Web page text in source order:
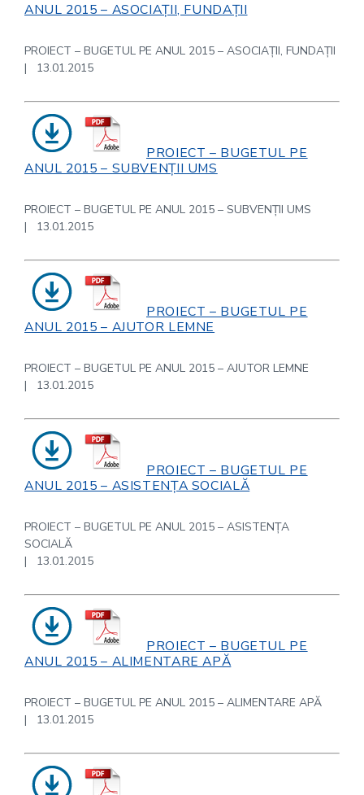
ANUL 2015 – ASOCIAȚII, FUNDAȚII
PROIECT – BUGETUL PE ANUL 2015 – ASOCIAȚII, FUNDAȚII
| 13.01.2015
PROIECT – BUGETUL PE
ANUL 2015 – SUBVENȚII UMS
PROIECT – BUGETUL PE ANUL 2015 – SUBVENȚII UMS
| 13.01.2015
PROIECT – BUGETUL PE
ANUL 2015 – AJUTOR LEMNE
PROIECT – BUGETUL PE ANUL 2015 – AJUTOR LEMNE
| 13.01.2015
PROIECT – BUGETUL PE
ANUL 2015 – ASISTENȚA SOCIALĂ
PROIECT – BUGETUL PE ANUL 2015 – ASISTENȚA
SOCIALĂ
| 13.01.2015
PROIECT – BUGETUL PE
ANUL 2015 – ALIMENTARE APĂ
PROIECT – BUGETUL PE ANUL 2015 – ALIMENTARE APĂ
| 13.01.2015